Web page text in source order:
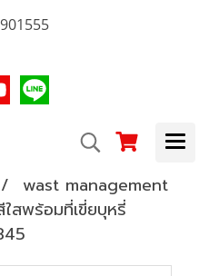
wast management
สพร้อมที่เขี่ยบุหรี่